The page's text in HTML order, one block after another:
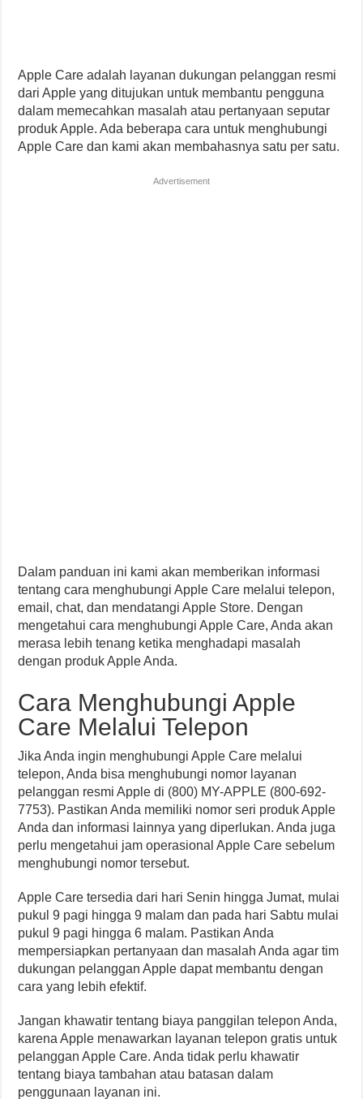
Apple Care adalah layanan dukungan pelanggan resmi
dari Apple yang ditujukan untuk membantu pengguna
dalam memecahkan masalah atau pertanyaan seputar
produk Apple. Ada beberapa cara untuk menghubungi
Apple Care dan kami akan membahasnya satu per satu.
Advertisement
Dalam panduan ini kami akan memberikan informasi
tentang cara menghubungi Apple Care melalui telepon,
email, chat, dan mendatangi Apple Store. Dengan
mengetahui cara menghubungi Apple Care, Anda akan
merasa lebih tenang ketika menghadapi masalah
dengan produk Apple Anda.
Cara Menghubungi Apple
Care Melalui Telepon
Jika Anda ingin menghubungi Apple Care melalui
telepon, Anda bisa menghubungi nomor layanan
pelanggan resmi Apple di (800) MY-APPLE (800-692-
7753). Pastikan Anda memiliki nomor seri produk Apple
Anda dan informasi lainnya yang diperlukan. Anda juga
perlu mengetahui jam operasional Apple Care sebelum
menghubungi nomor tersebut.
Apple Care tersedia dari hari Senin hingga Jumat, mulai
pukul 9 pagi hingga 9 malam dan pada hari Sabtu mulai
pukul 9 pagi hingga 6 malam. Pastikan Anda
mempersiapkan pertanyaan dan masalah Anda agar tim
dukungan pelanggan Apple dapat membantu dengan
cara yang lebih efektif.
Jangan khawatir tentang biaya panggilan telepon Anda,
karena Apple menawarkan layanan telepon gratis untuk
pelanggan Apple Care. Anda tidak perlu khawatir
tentang biaya tambahan atau batasan dalam
penggunaan layanan ini.